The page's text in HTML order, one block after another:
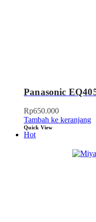
Panasonic
Rp650.000
Tambah ke keranjang
Quick View
Hot